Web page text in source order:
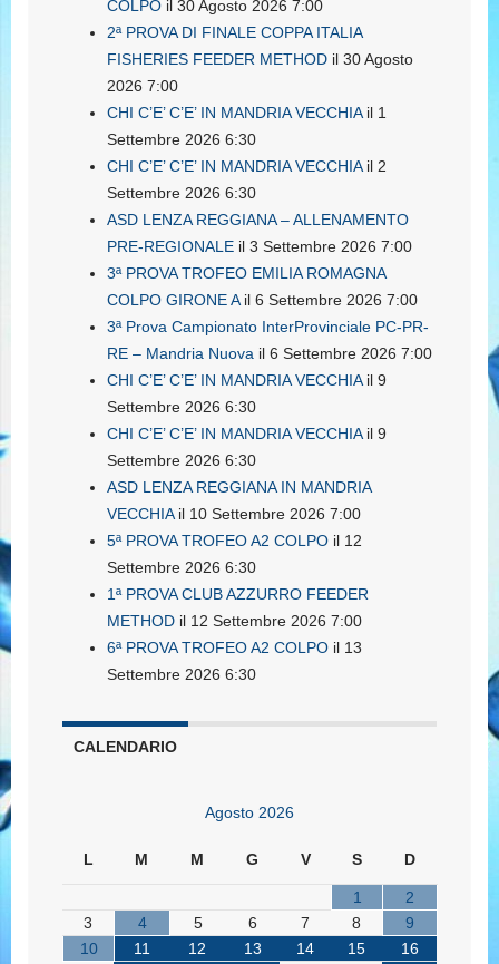
COLPO il 30 Agosto 2026 7:00
2ª PROVA DI FINALE COPPA ITALIA
FISHERIES FEEDER METHOD il 30 Agosto
2026 7:00
CHI C’E’ C’E’ IN MANDRIA VECCHIAil 1
Settembre 2026 6:30
CHI C’E’ C’E’ IN MANDRIA VECCHIAil 2
Settembre 2026 6:30
ASD LENZA REGGIANA – ALLENAMENTO
PRE-REGIONALE il 3 Settembre 2026 7:00
3ª PROVA TROFEO EMILIA ROMAGNA
COLPO GIRONE Ail 6 Settembre 2026 7:00
3ª Prova Campionato InterProvinciale PC-PR-
RE – Mandria Nuova il 6 Settembre 2026 7:00
CHI C’E’ C’E’ IN MANDRIA VECCHIAil 9
Settembre 2026 6:30
CHI C’E’ C’E’ IN MANDRIA VECCHIAil 9
Settembre 2026 6:30
ASD LENZA REGGIANA IN MANDRIA
VECCHIAil 10 Settembre 2026 7:00
5ª PROVA TROFEO A2 COLPO il 12
Settembre 2026 6:30
1ª PROVA CLUB AZZURRO FEEDER
METHOD il 12 Settembre 2026 7:00
6ª PROVA TROFEO A2 COLPO il 13
Settembre 2026 6:30
CALENDARIO
Agosto 2026
L M M G V S D
1
2
3
4 5 6 7 8
9
10
11 12 13 14 15
16